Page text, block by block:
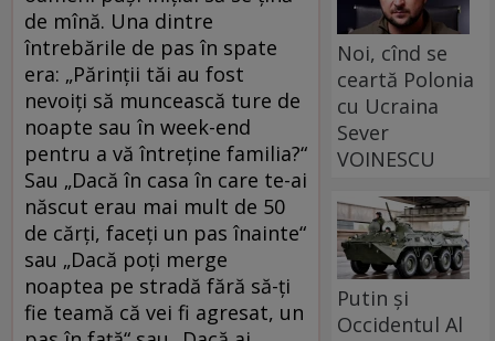
de mînă. Una dintre
întrebările de pas în spate
era: „Părinții tăi au fost
nevoiți să muncească ture de
noapte sau în week-end
pentru a vă întreține familia?“
Sau „Dacă în casa în care te-ai
născut erau mai mult de 50
de cărți, faceți un pas înainte“
sau „Dacă poți merge
noaptea pe stradă fără să-ți
fie teamă că vei fi agresat, un
Noi, cînd se
ceartă Polonia
cu Ucraina
Sever
VOINESCU
Putin și
Occidentul Al